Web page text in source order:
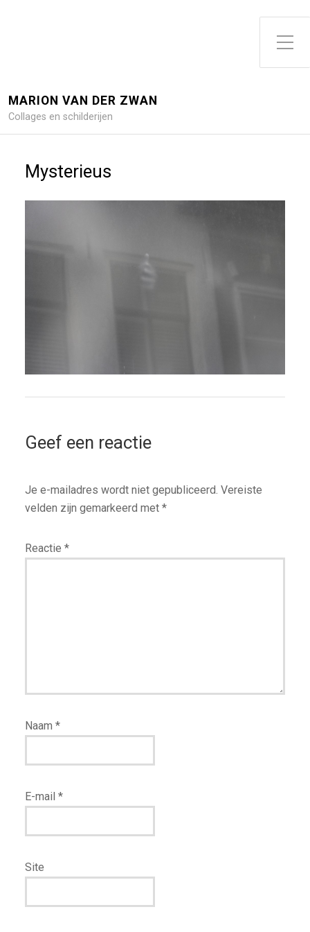
Toggle
MARION VAN DER ZWAN
Collages en schilderijen
Mysterieus
Geef een reactie
Je e-mailadres wordt niet gepubliceerd. Vereiste
velden zijn gemarkeerd met *
Reactie *
Naam *
E-mail *
Site